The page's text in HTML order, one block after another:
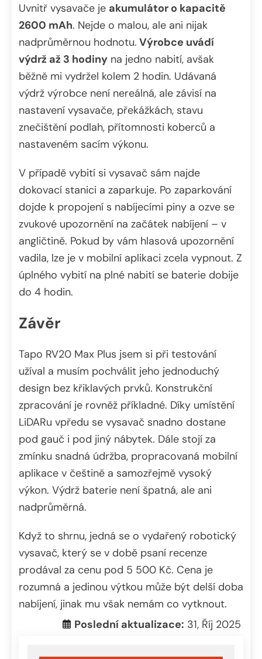
Uvnitř vysavače je akumulátor o kapacitě
2600 mAh. Nejde o malou, ale ani nijak
nadprůměrnou hodnotu. Výrobce uvádí
výdrž až 3 hodiny na jedno nabití, avšak
běžně mi vydržel kolem 2 hodin. Udávaná
výdrž výrobce není nereálná, ale závisí na
nastavení vysavače, překážkách, stavu
znečištění podlah, přítomnosti koberců a
nastaveném sacím výkonu.
V případě vybití si vysavač sám najde
dokovací stanici a zaparkuje. Po zaparkování
dojde k propojení s nabíjecími piny a ozve se
zvukové upozornění na začátek nabíjení – v
angličtině. Pokud by vám hlasová upozornění
vadila, lze je v mobilní aplikaci zcela vypnout. Z
úplného vybití na plné nabití se baterie dobije
do 4 hodin.
Závěr
Tapo RV20 Max Plus jsem si při testování
užíval a musím pochválit jeho jednoduchý
design bez křiklavých prvků. Konstrukční
zpracování je rovněž příkladné. Díky umístění
LiDARu vpředu se vysavač snadno dostane
pod gauč i pod jiný nábytek. Dále stojí za
zmínku snadná údržba, propracovaná mobilní
aplikace v češtině a samozřejmě vysoký
výkon. Výdrž baterie není špatná, ale ani
nadprůměrná.
Když to shrnu, jedná se o vydařený robotický
vysavač, který se v době psaní recenze
prodával za cenu pod 5 500 Kč. Cena je
rozumná a jedinou výtkou může být delší doba
nabíjení, jinak mu však nemám co vytknout.
Poslední aktualizace: 31, Říj 2025